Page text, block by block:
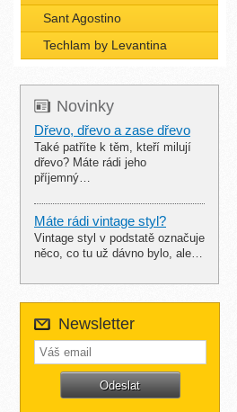
Sant Agostino
Techlam by Levantina
Novinky
Dřevo, dřevo a zase dřevo
Také patříte k těm, kteří milují
dřevo? Máte rádi jeho
příjemný…
Máte rádi vintage styl?
Vintage styl v podstatě označuje
něco, co tu už dávno bylo, ale…
Newsletter